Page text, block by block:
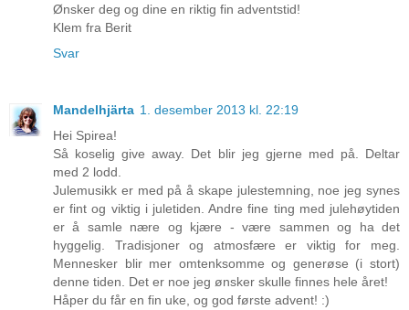
Ønsker deg og dine en riktig fin adventstid!
Klem fra Berit
Svar
Mandelhjärta 1. desember 2013 kl. 22:19
Hei Spirea!
Så koselig give away. Det blir jeg gjerne med på. Deltar
med 2 lodd.
Julemusikk er med på å skape julestemning, noe jeg synes
er fint og viktig i juletiden. Andre fine ting med julehøytiden
er å samle nære og kjære - være sammen og ha det
hyggelig. Tradisjoner og atmosfære er viktig for meg.
Mennesker blir mer omtenksomme og generøse (i stort)
denne tiden. Det er noe jeg ønsker skulle finnes hele året!
Håper du får en fin uke, og god første advent! :)